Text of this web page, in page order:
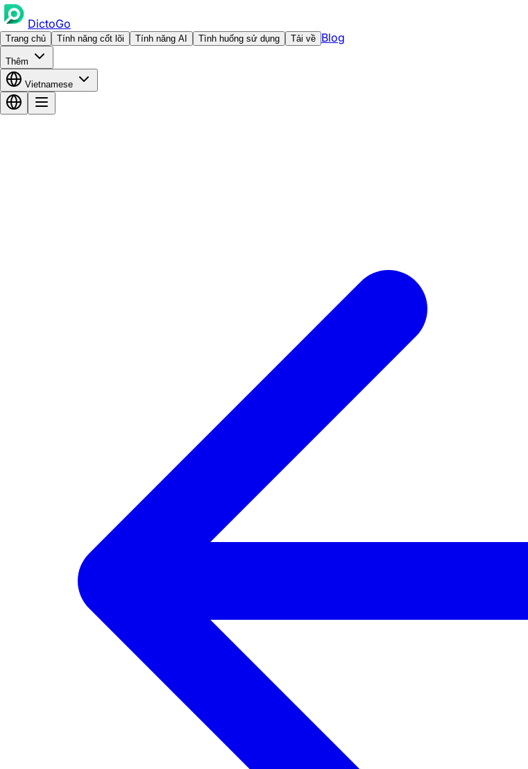
DictoGo
Trang chủ Tính năng cốt lõi Tính năng AI Tình huống sử dụng Tải về Blog
Thêm
Vietnamese